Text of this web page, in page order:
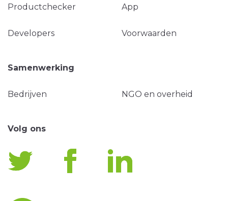
Productchecker App
Developers Voorwaarden
Samenwerking
Bedrijven NGO en overheid
Volg ons